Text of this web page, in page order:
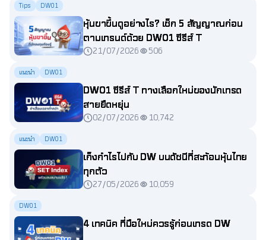
Tips DW01
หุ้นขาขึ้นดูอย่างไร? เช็ก 5 สัญญาณก่อน
ตามเทรนด์ด้วย DW01 ซีรีส์ T
21/07/2026 506
แนะนำ DW01
DW01 ซีรีส์ T ทางเลือกใหม่ของนักเทรด
สายยืดหยุ่น
02/07/2026 10,742
แนะนำ DW01
เก็งกำไรไปกับ DW บนดัชนีที่สะท้อนหุ้นไทย
ทุกตัว
27/05/2026 10,059
DW01
4 เทคนิค ที่มือใหม่ควรรู้ก่อนเทรด DW